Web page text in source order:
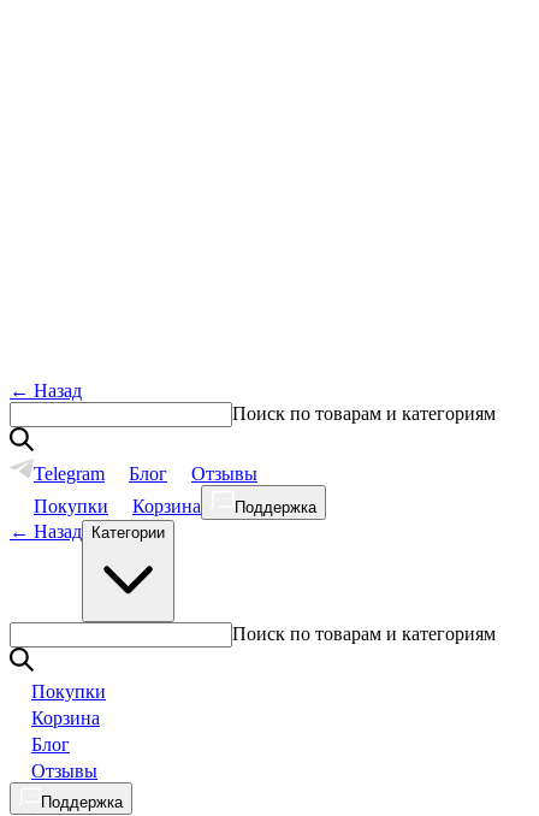
← Назад
Поиск по товарам и категориям
Telegram Блог
Отзывы
Покупки
Корзина Поддержка
← Назад Категории
Поиск по товарам и категориям
Покупки
Корзина
Блог
Отзывы
Поддержка